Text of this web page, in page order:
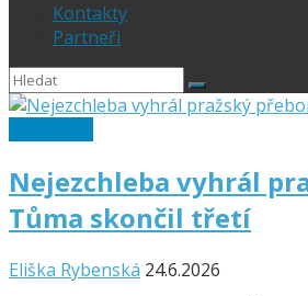
Kontakty
Partneři
Nejezchleba vyhrál
Tůma skončil třetí
Eliška Rybenská 24.6.2026